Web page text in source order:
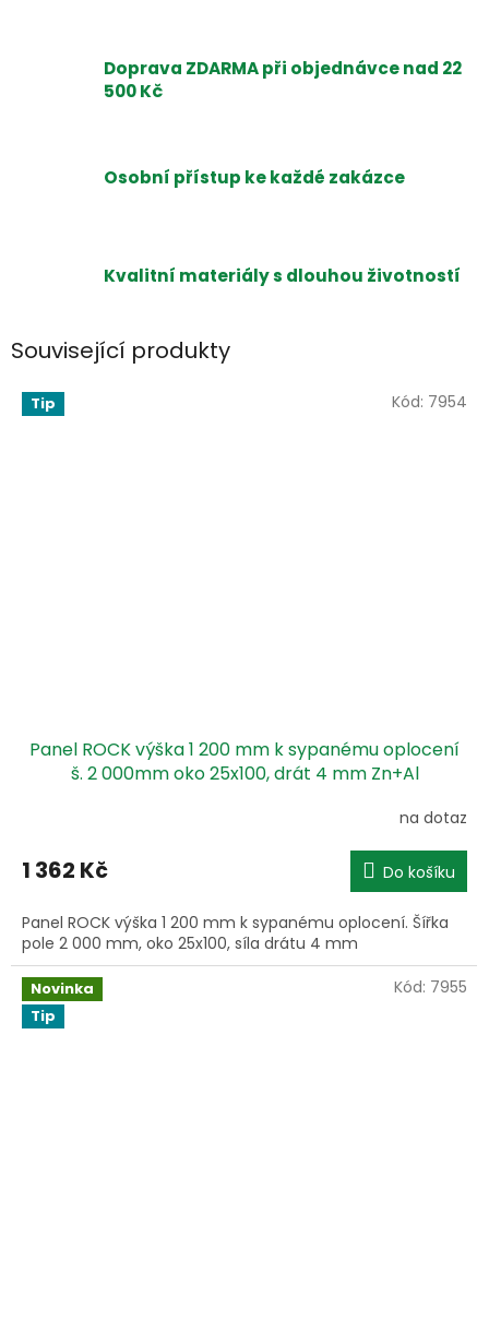
Doprava ZDARMA při objednávce nad 22
500 Kč
Osobní přístup ke každé zakázce
Kvalitní materiály s dlouhou životností
Související produkty
Tip
Panel ROCK výška 1 200 mm k sypanému oplocení
š. 2 000mm oko 25x100, drát 4 mm Zn+Al
na dotaz
1 362 Kč Do košíku
Panel ROCK výška 1 200 mm k sypanému oplocení. Šířka
pole 2 000 mm, oko 25x100, síla drátu 4 mm
Kód: 7954
Novinka
Tip
Kód: 7955